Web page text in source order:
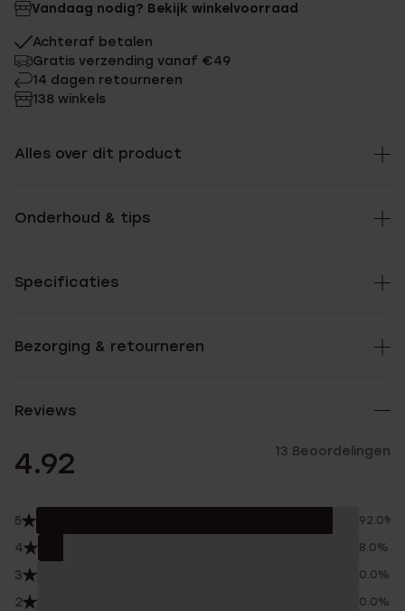
Vandaag nodig? Bekijk winkelvoorraad
Achteraf betalen
Gratis verzending vanaf €49
14 dagen retourneren
138 winkels
Alles over dit product
Onderhoud & tips
Specificaties
Bezorging & retourneren
Reviews
4.92 13 Beoordelingen
5 92.0%
4 8.0%
3 0.0%
2 0.0%